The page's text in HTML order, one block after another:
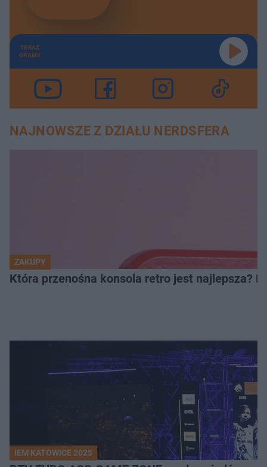
TERAZ
GRAMY
NAJNOWSZE Z DZIAŁU NERDSFERA
ZAKUPY
Która przenośna konsola retro jest najlepsza?
IEM KATOWICE 2025